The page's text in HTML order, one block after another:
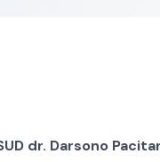
dr. Darsono